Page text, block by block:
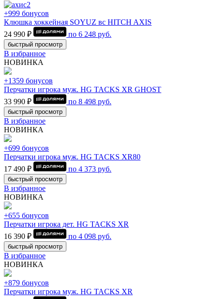
+999 бонусов
Клюшка хоккейная SOYUZ вс HITCH AXIS
24 990 ₽
по 6 248 руб.
быстрый просмотр
В избранное
НОВИНКА
+1359 бонусов
Перчатки игрока муж. HG TACKS XR GHOST
33 990 ₽
по 8 498 руб.
быстрый просмотр
В избранное
НОВИНКА
+699 бонусов
Перчатки игрока муж. HG TACKS XR80
17 490 ₽
по 4 373 руб.
быстрый просмотр
В избранное
НОВИНКА
+655 бонусов
Перчатки игрока дет. HG TACKS XR
16 390 ₽
по 4 098 руб.
быстрый просмотр
В избранное
НОВИНКА
+879 бонусов
Перчатки игрока муж. HG TACKS XR